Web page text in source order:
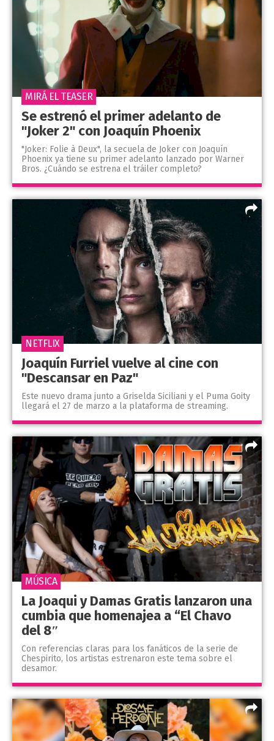
Se estrenó el primer adelanto de
"Joker 2" con Joaquín Phoenix
"Joker: Folie à Deux", la secuela de Joker con Joaquín
Phoenix ya tiene su primer adelanto lanzado por Warner
Bros. ¿Cuándo se estrena el tráiler completo?
MIRÁ EL TEASER
Joaquín Furriel vuelve al cine con
"Descansar en Paz"
Este nuevo drama junto a Griselda Siciliani y el Puma Goity
llegará el 27 de marzo a la plataforma de streaming.
NETFLIX
La Joaqui y Damas Gratis lanzaron una
cumbia que homenajea a “El Chavo
del 8″
Con referencias claras para los fanáticos de la serie de
Chespirito, los artistas estrenaron este tema sobre el
desamor.
MÚSICA